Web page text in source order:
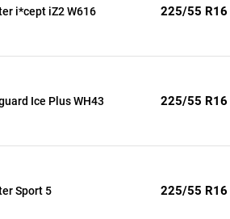
i*cept iZ2 W616 225/55 R16
Ice Plus WH43 225/55 R16
Sport 5 225/55 R16